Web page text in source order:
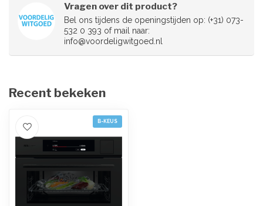
Vragen over dit product?
Bel ons tijdens de openingstijden op: (+31) 073-
532 0 393 of mail naar:
info@voordeligwitgoed.nl
Recent bekeken
B-KEUS